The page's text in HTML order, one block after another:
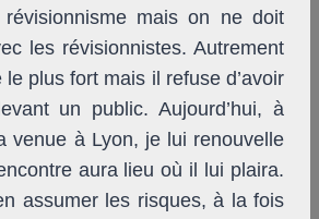
mais on ne doit
les révisionnistes. Autrement
plus fort mais il refuse d’avoir
un public. Aujourd’hui, à
venue à Lyon, je lui renouvelle
aura lieu où il lui plaira.
assumer les risques, à la fois